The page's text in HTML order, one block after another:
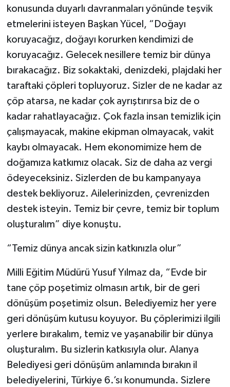
konusunda duyarlı davranmaları yönünde teşvik
etmelerini isteyen Başkan Yücel, “Doğayı
koruyacağız, doğayı korurken kendimizi de
koruyacağız. Gelecek nesillere temiz bir dünya
bırakacağız. Biz sokaktaki, denizdeki, plajdaki her
taraftaki çöpleri topluyoruz. Sizler de ne kadar az
çöp atarsa, ne kadar çok ayrıştırırsa biz de o
kadar rahatlayacağız. Çok fazla insan temizlik için
çalışmayacak, makine ekipman olmayacak, vakit
kaybı olmayacak. Hem ekonomimize hem de
doğamıza katkımız olacak. Siz de daha az vergi
ödeyeceksiniz. Sizlerden de bu kampanyaya
destek bekliyoruz. Ailelerinizden, çevrenizden
destek isteyin. Temiz bir çevre, temiz bir toplum
oluşturalım” diye konuştu.
“Temiz dünya ancak sizin katkınızla olur”
Milli Eğitim Müdürü Yusuf Yılmaz da, “Evde bir
tane çöp poşetimiz olmasın artık, bir de geri
dönüşüm poşetimiz olsun. Belediyemiz her yere
geri dönüşüm kutusu koyuyor. Bu çöplerimizi ilgili
yerlere bırakalım, temiz ve yaşanabilir bir dünya
oluşturalım. Bu sizlerin katkısıyla olur. Alanya
Belediyesi geri dönüşüm anlamında bırakın il
belediyelerini, Türkiye 6.’sı konumunda. Sizlere